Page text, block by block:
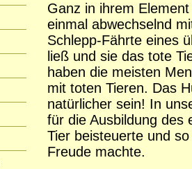
Ganz in ihrem
einmal abwechselnd
Schlepp-Fährte eines
ließ und sie das tote
haben die meisten
mit toten Tieren. Das
natürlicher sein! In
für die Ausbildung des
Tier beisteuerte und
Freude machte.